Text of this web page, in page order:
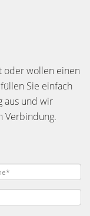
oder wollen einen
Sie einfach
aus und wir
Verbindung.